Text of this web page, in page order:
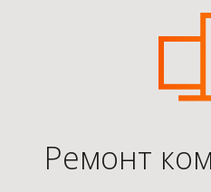
Ремонт